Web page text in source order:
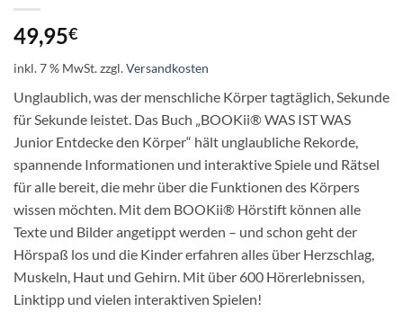
49,95€
inkl. 7 % MwSt.zzgl.Versandkosten
Unglaublich, was der menschliche Körper tagtäglich, Sekunde
für Sekunde leistet. Das Buch „BOOKii® WAS IST WAS
Junior Entdecke den Körper“ hält unglaubliche Rekorde,
spannende Informationen und interaktive Spiele und Rätsel
für alle bereit, die mehr über die Funktionen des Körpers
wissen möchten. Mit dem BOOKii® Hörstift können alle
Texte und Bilder angetippt werden – und schon geht der
Hörspaß los und die Kinder erfahren alles über Herzschlag,
Muskeln, Haut und Gehirn. Mit über 600 Hörerlebnissen,
Linktipp und vielen interaktiven Spielen!